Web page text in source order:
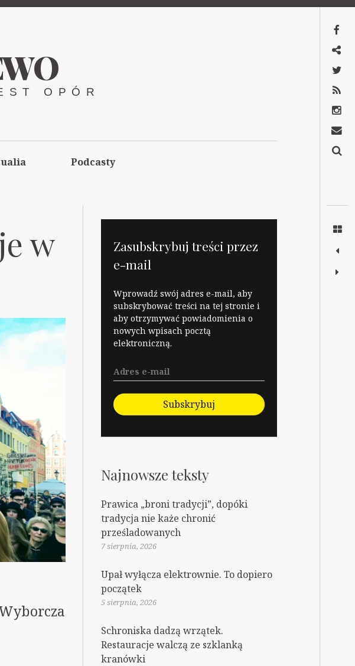
OPÓR
Podcasty
w
Zasubskrybuj treści przez
e-mail
Wprowadź swój adres e-mail, aby
subskrybować treści na tej stronie i
aby otrzymywać powiadomienia o
nowych wpisach pocztą
elektroniczną.
Subskrybuj
Najnowsze teksty
Prawica „broni tradycji”, dopóki
tradycja nie każe chronić
prześladowanych
7 sierpnia, 2026
Upał wyłącza elektrownie. To dopiero
początek
5 sierpnia, 2026
Schroniska dadzą wrzątek.
Restauracje walczą ze szklanką
kranówki